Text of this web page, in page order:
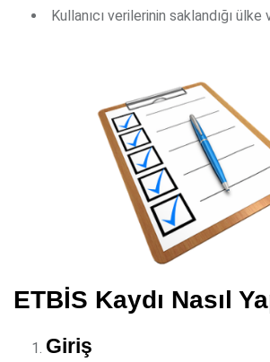
Kullanıcı verilerinin saklandığı
ETBİS Kaydı Nasıl
Giriş